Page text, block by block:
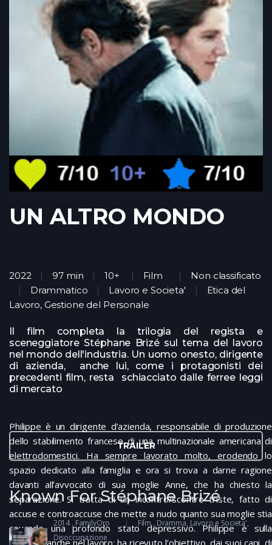
TRAILER
UN ALTRO MONDO
2022 97 min 10+ Film
Non classificato
Drammatico
Lavoro e Societa'
Etica del
Lavoro, Gestione del Personale
Il film completa la trilogia del regista e
sceneggiatore Stéphane Brizé sul tema del lavoro
nel mondo dell'industria. Un uomo onesto, dirigente
di azienda, anche lui, come i protagonisti dei
precedenti film, resta schiacciato dalle ferree leggi
di mercato
Philippe è un dirigente d’azienda, responsabile di produzione
dello stabilimento francese di una multinazionale americana di
elettrodomestici. Ha sempre lavorato molto, erodendo lo
spazio dedicato alla famiglia e ora si trova a darne ragione
davanti all’avvocato di sua moglie Anne, che ha chiesto la
separazione. Si tratta di un incontro/scontro triste, fatto di
accuse e controaccuse che mette a nudo quanto sua moglie stia
covando una profondo stato depressivo. Philippe è sulla
graticola anche nel lavoro: ha ricevuto l’obiettivo, dai suoi capi, di
Known For Stéphane Brizé
2014 FamilyOro Film Dramma Lavoro e Societa'
Disoccupazione